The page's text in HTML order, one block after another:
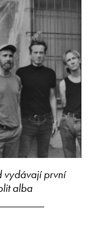
vydávají první
alba